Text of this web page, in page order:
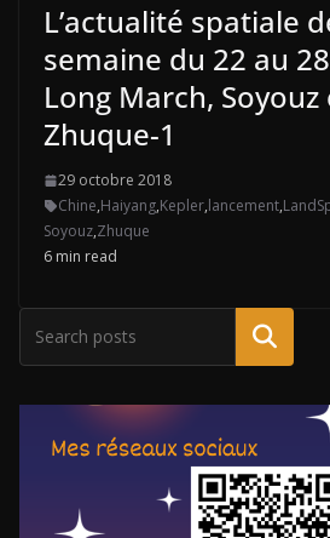
L’actualité spatiale
semaine du 22 au
Long March,
Zhuque-1
29 octobre 2018
Chine,Haiyang,Kepler,lancement,
Soyouz,Zhuque
6 min read